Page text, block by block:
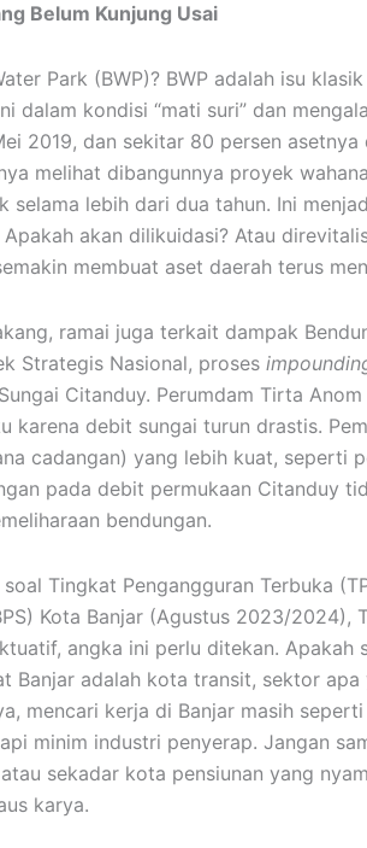
Belum Kunjung Usai
Park (BWP)? BWP adalah isu
dalam kondisi “mati suri” dan
2019, dan sekitar 80 persen
melihat dibangunnya proyek
selama lebih dari dua tahun. Ini
Apakah akan dilikuidasi? Atau
membuat aset daerah terus
ramai juga terkait dampak
Strategis Nasional, proses
Citanduy. Perumdam Tirta
karena debit sungai turun drastis.
cadangan) yang lebih kuat, seperti
pada debit permukaan Citanduy
bendungan.
Tingkat Pengangguran Terbuka
Kota Banjar (Agustus 2023/2024),
angka ini perlu ditekan. Apakah
Banjar adalah kota transit, sektor apa
mencari kerja di Banjar masih
minim industri penyerap. Jangan
sekadar kota pensiunan yang
karya.